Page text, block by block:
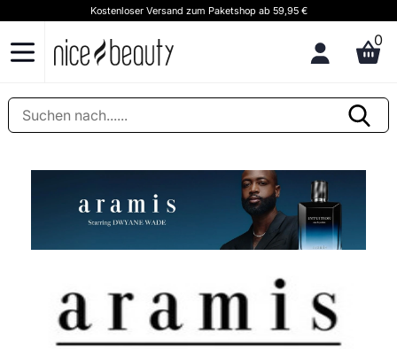
Kostenloser Versand zum Paketshop ab 59,95 €
0